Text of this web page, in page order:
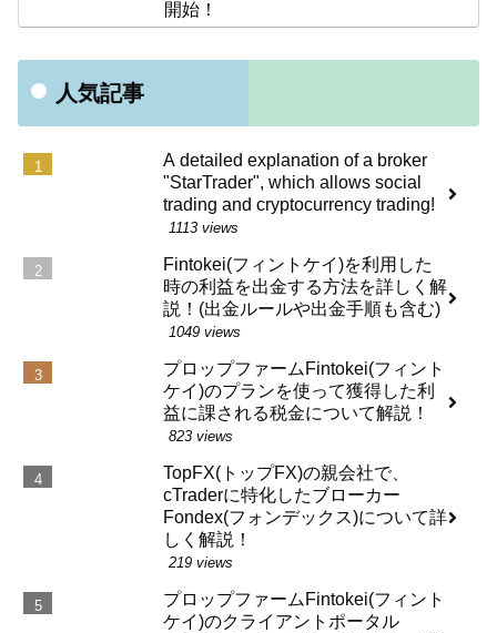
開始！
人気記事
A detailed explanation of a broker
"StarTrader", which allows social
trading and cryptocurrency trading!
1113 views
Fintokei(フィントケイ)を利用した
時の利益を出金する方法を詳しく解
説！(出金ルールや出金手順も含む)
1049 views
プロップファームFintokei(フィント
ケイ)のプランを使って獲得した利
益に課される税金について解説！
823 views
TopFX(トップFX)の親会社で、
cTraderに特化したブローカー
Fondex(フォンデックス)について詳
しく解説！
219 views
プロップファームFintokei(フィント
ケイ)のクライアントポータル